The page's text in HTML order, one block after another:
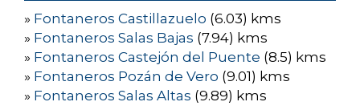
» Fontaneros Castillazuelo (6.03) kms
» Fontaneros Salas Bajas (7.94) kms
» Fontaneros Castejón del Puente (8.5) kms
» Fontaneros Pozán de Vero (9.01) kms
» Fontaneros Salas Altas (9.89) kms